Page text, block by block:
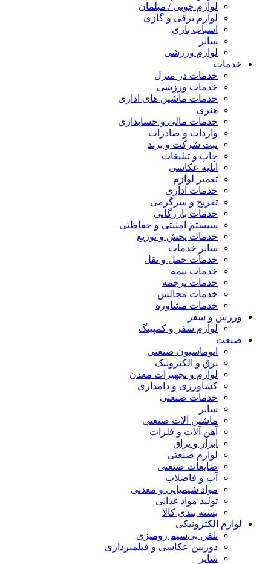
لوازم چوبی / مبلمان
لوازم برقی و گازی
اسباب بازی
سایر
لوازم ورزشی
خدمات
خدمات در منزل
خدمات ورزشی
خدمات ماشین های اداری
هنری
خدمات مالی و حسابداری
واردات و صادرات
ثبت شرکت و برند
چاپ و تبلیغات
آتلیه عکاسی
تعمیر لوازم
خدمات اداری
تفریح و سرگرمی
خدمات بازرگانی
سیستم امنیتی و حفاظتی
خدمات پخش و توزیع
سایر خدمات
خدمات حمل و نقل
خدمات بیمه
خدمات ترجمه
خدمات مجالس
خدمات مشاوره
ورزش و سفر
لوازم سفر و کمپینگ
صنعت
اتوماسیون صنعتی
برق و الکترونیک
لوازم و تجهیزات معدن
کشاورزی و دامداری
خدمات صنعتی
سایر
ماشین آلات صنعتی
آهن آلات و فلزات
ابزار و یراق
لوازم صنعتی
ضایعات صنعتی
آب و فاضلاب
مواد شیمیایی و معدنی
تولید مواد غذایی
بسته بندی کالا
لوازم الکترونیکی
تلفن بی‌سیم رومیزی
دوربین عکاسی و فیلمبرداری
سایر